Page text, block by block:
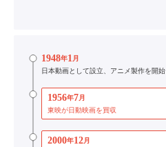
1948年1月
日本動画として設立、アニメ製作を開始
1956年7月
東映が日動映画を買収
2000年12月